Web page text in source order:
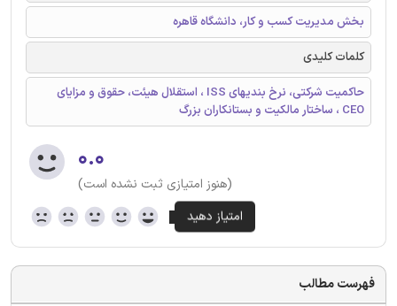
بخش مدیریت کسب و کار، دانشگاه قاهره
کلمات کلیدی
حاکمیت شرکتی، نرخ بندیهای ISS ، استقلال هیئت، حقوق و مزایای
CEO ، ساختار مالکیت و بستانکاران بزرگ
۰.۰
(هنوز امتیازی ثبت نشده است)
فهرست مطالب